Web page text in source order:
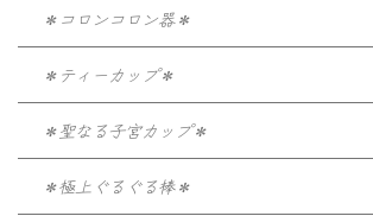
＊コロンコロン器＊
＊ティーカップ＊
＊聖なる子宮カップ＊
＊極上ぐるぐる棒＊